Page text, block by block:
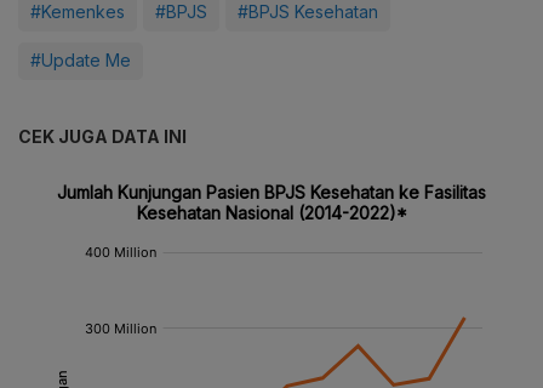
#Kemenkes #BPJS #BPJS Kesehatan
#Update Me
CEK JUGA DATA INI